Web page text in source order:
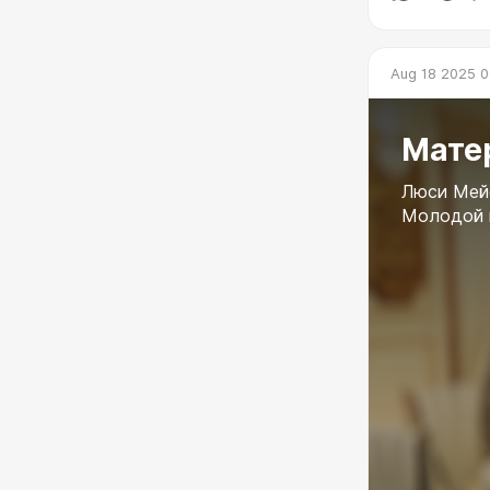
lot51_core
4. Не стоит
Лучше
Aug 18 2025
Люси
Молодой